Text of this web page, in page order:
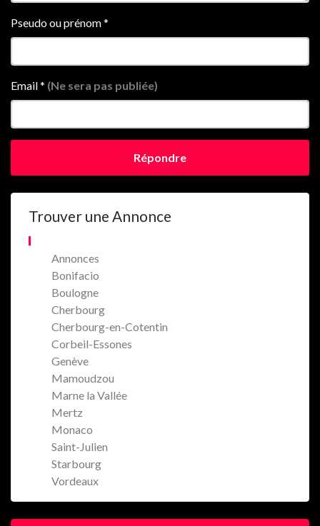
Pseudo ou prénom*
Email* (Ne sera pas publiée)
Répondre
Trouver une Annonce
Annonces
Bonifacio
Boulogne
Cherbourg
Cherbourg-en-Cotentin
Corbeil-Essones
Genève
Mamoudzou
Marne la Vallée
Mertz
Monaco
Saint-Julien
Starbourg
Vordeaux